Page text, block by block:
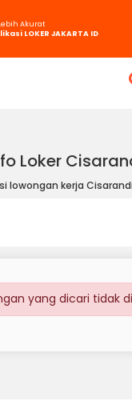
Loker
lowongan kerja
Akurat
LOKER JAKARTA ID
yang dicari tidak